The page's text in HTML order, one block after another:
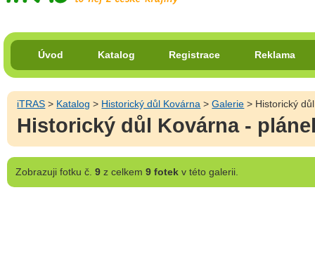
Úvod Katalog Registrace Reklama
iTRAS > Katalog > Historický důl Kovárna >Galerie > Historický
Historický důl Kovárna -
Zobrazujifotku č. 9z celkem 9 fotekv této galerii.